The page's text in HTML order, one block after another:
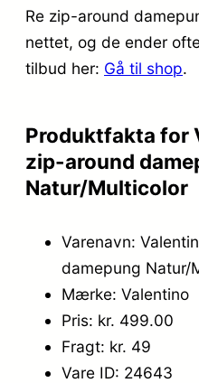
Re zip-around
nettet, og de ender
tilbud her: Gå til shop.
Produktfakta for
zip-around
Natur/Multicolor
Varenavn:
damepung Natur/
Mærke: Valentino
Pris: kr. 499.00
Fragt: kr. 49
Vare ID: 24643